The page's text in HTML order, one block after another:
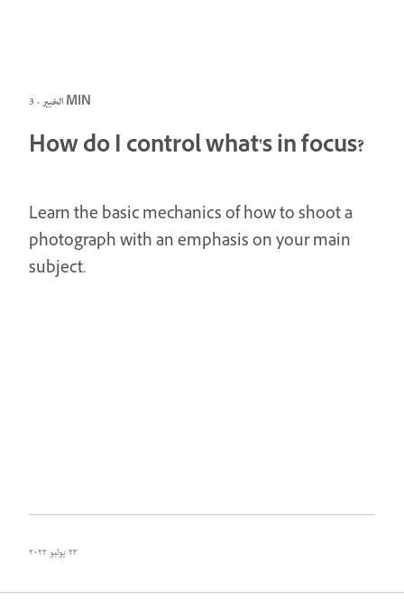
الخبير · 3 MIN
How do I control what's in focus?
Learn the basic mechanics of how to shoot a
photograph with an emphasis on your main
subject.
٢٣ يوليو ٢٠٢٢